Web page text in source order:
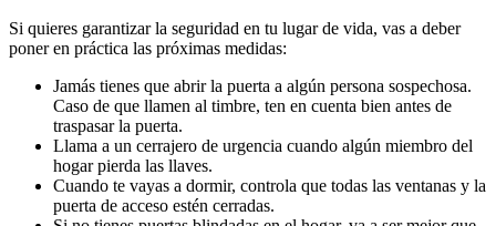
Si quieres garantizar la seguridad en tu lugar de vida, vas a deber
poner en práctica las próximas medidas:
Jamás tienes que abrir la puerta a algún persona sospechosa.
Caso de que llamen al timbre, ten en cuenta bien antes de
traspasar la puerta.
Llama a un cerrajero de urgencia cuando algún miembro del
hogar pierda las llaves.
Cuando te vayas a dormir, controla que todas las ventanas y la
puerta de acceso estén cerradas.